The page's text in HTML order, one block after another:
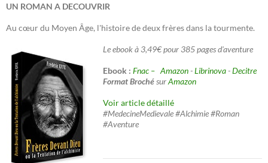
UN ROMAN A DECOUVRIR
Au cœur du Moyen Âge, l'histoire de deux frères dans la tourmente.
Le ebook à 3,49€ pour 385 pages d'aventure
Ebook : Fnac – Amazon-Librinova-Decitre
Format BrochésurAmazon
Voir article détaillé
#MedecineMedievale #Alchimie #Roman
#Aventure